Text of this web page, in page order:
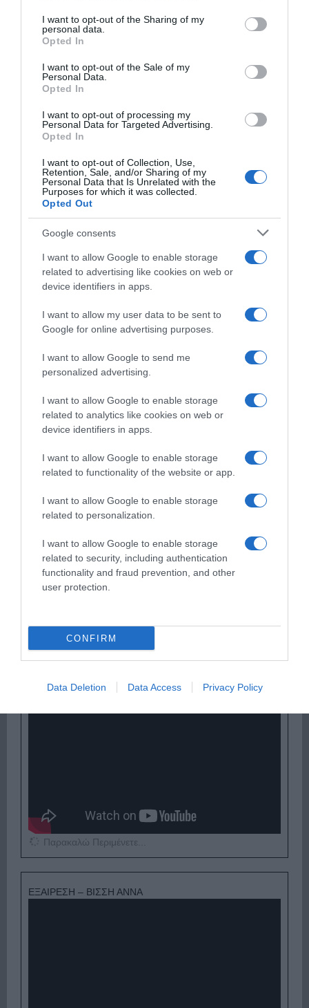
not limited to your visit or usage behaviour. You may click to
grant or deny consent to Google and its third-party tags to
use your data for below specified purposes in below Google
consent section.
I want to opt-out of the Sharing of my
personal data.
Opted In
I want to opt-out of the Sale of my
Personal Data.
Opted In
I want to opt-out of processing my
Personal Data for Targeted Advertising.
Opted In
I want to opt-out of Collection, Use,
Retention, Sale, and/or Sharing of my
Personal Data that Is Unrelated with the
Purposes for which it was collected.
Opted Out
Google consents
I want to allow Google to enable storage
related to advertising like cookies on web or
device identifiers in apps.
I want to allow my user data to be sent to
Google for online advertising purposes.
I want to allow Google to send me
personalized advertising.
I want to allow Google to enable storage
related to analytics like cookies on web or
device identifiers in apps.
I want to allow Google to enable storage
related to functionality of the website or app.
I want to allow Google to enable storage
related to personalization.
I want to allow Google to enable storage
related to security, including authentication
functionality and fraud prevention, and other
user protection.
CONFIRM
Data Deletion Data Access Privacy Policy
Πρόσφατα
ΕΙΠΕΣ – ΦΕΡΡΗΣ ΘΟΔΩΡΗΣ
Παρακαλώ Περιμένετε...
ΛΟΓΑΡΙΑΣΜΟΣ - ΛΙΟΛΙΟΥ ΚΑΤΕΡΙΝΑ
Παρακαλώ Περιμένετε...
ΔΕΥΤΕΡΑ – ΡΕΜΟΣ ΑΝΤΩΝΗΣ
Παρακαλώ Περιμένετε...
ΕΞΑΙΡΕΣΗ – ΒΙΣΣΗ ΑΝΝΑ